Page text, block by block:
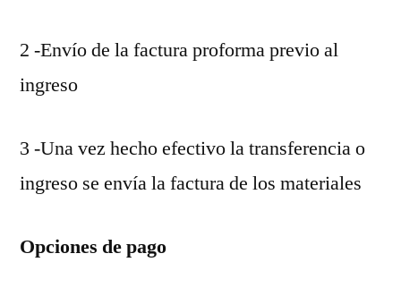
2 -Envío de la factura proforma previo al
ingreso
3 -Una vez hecho efectivo la transferencia o
ingreso se envía la factura de los materiales
Opciones de pago